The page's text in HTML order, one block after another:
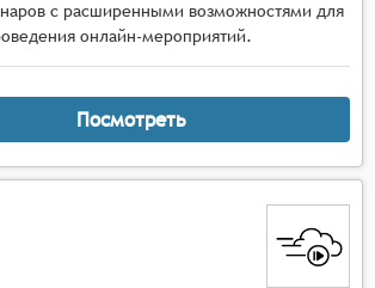
с расширенными возможностями для
онлайн-мероприятий.
Посмотреть